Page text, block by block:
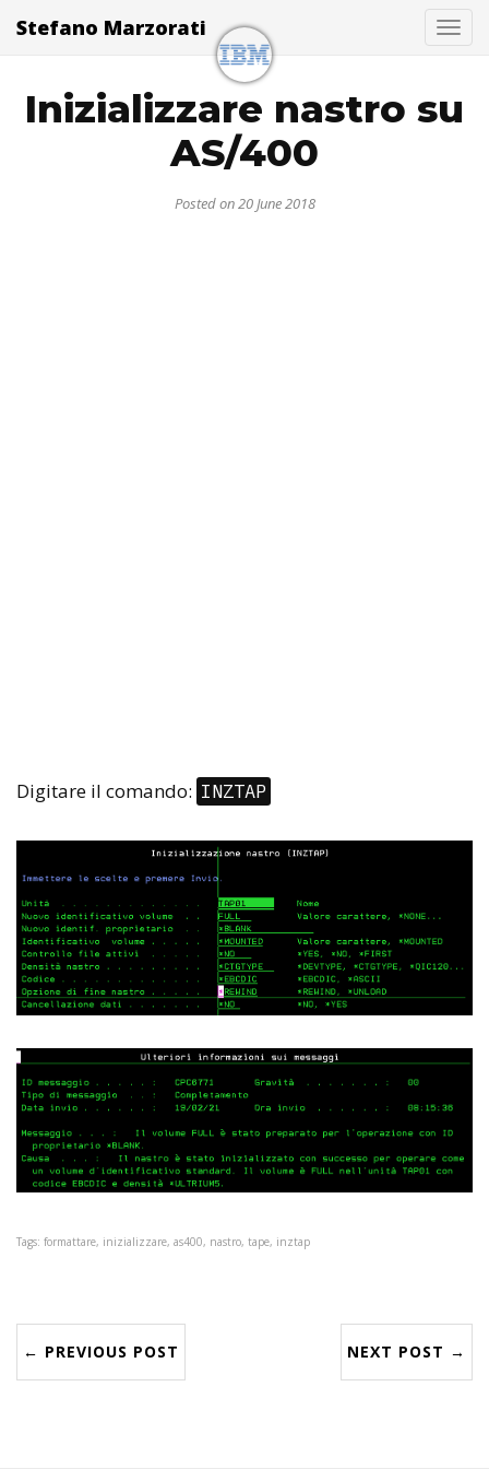
Stefano Marzorati
Inizializzare nastro su
AS/400
Posted on 20 June 2018
Digitare il comando: INZTAP
Tags: formattare, inizializzare, as400, nastro, tape, inztap
← PREVIOUS POST NEXT POST →